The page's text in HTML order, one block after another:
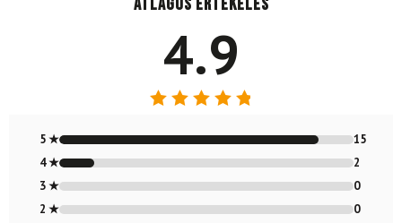
Átlagos értékelés
4.9
4.88/ 5
5 ★
15
4 ★
2
3 ★
0
2 ★
0